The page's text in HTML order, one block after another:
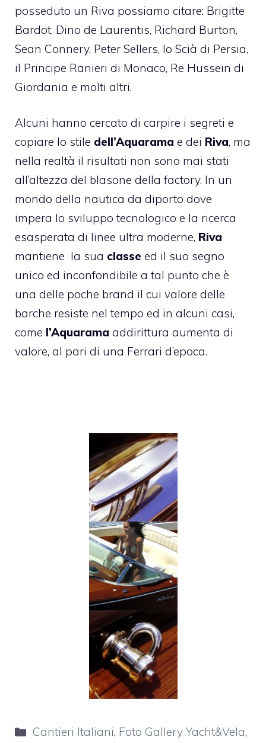
posseduto un Riva possiamo citare: Brigitte
Bardot, Dino de Laurentis, Richard Burton,
Sean Connery, Peter Sellers, lo Scià di Persia,
il Principe Ranieri di Monaco, Re Hussein di
Giordania e molti altri.
Alcuni hanno cercato di carpire i segreti e
copiare lo stile dell’Aquarama e dei Riva, ma
nella realtà il risultati non sono mai stati
all’altezza del blasone della factory. In un
mondo della nautica da diporto dove
impera lo sviluppo tecnologico e la ricerca
esasperata di linee ultra moderne, Riva
mantiene la sua classe ed il suo segno
unico ed inconfondibile a tal punto che è
una delle poche brand il cui valore delle
barche resiste nel tempo ed in alcuni casi,
come l’Aquarama addirittura aumenta di
valore, al pari di una Ferrari d’epoca.
Categorie
Cantieri Italiani, Foto Gallery Yacht&Vela,